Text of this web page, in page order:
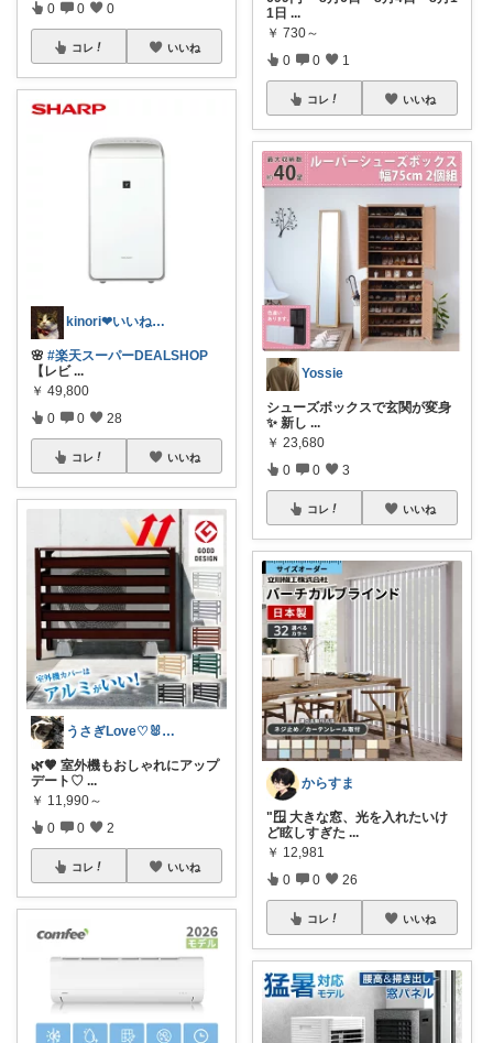
0 0 0
コレ いいね
kinori❤︎いいねご購入感謝です💝
🌸 #楽天スーパーDEALSHOP
【レビ ...
￥ 49,800
0 0 28
コレ いいね
うさぎLove♡🐰みーちゃん🐰
🌿🤎 室外機もおしゃれにアップ
デート♡ ...
￥ 11,990～
0 0 2
コレ いいね
1日 ...
￥ 730～
0 0 1
コレ いいね
Yossie
シューズボックスで玄関が変身
✨ 新し ...
￥ 23,680
0 0 3
コレ いいね
からすま
"🪟 大きな窓、光を入れたいけ
ど眩しすぎた ...
￥ 12,981
0 0 26
コレ いいね